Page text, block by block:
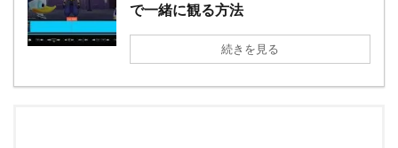
で一緒に観る方法
続きを見る